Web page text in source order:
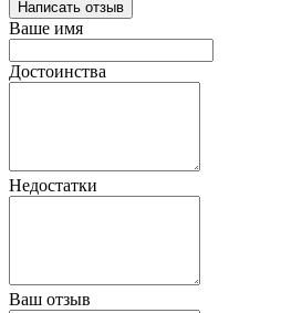
Написать отзыв
Ваше имя
Достоинства
Недостатки
Ваш отзыв